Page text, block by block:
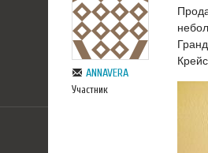
ANNAVERA
Участник